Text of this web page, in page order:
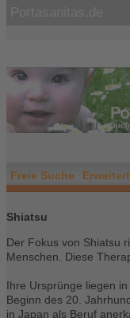
Freie Suche
Shiatsu
Der Fokus von Shiatsu
Menschen. Diese
Ihre Ursprünge liegen
Beginn des 20.
in Japan als Beruf